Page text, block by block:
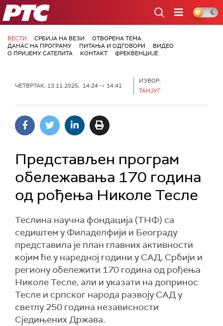
РТС
ВЕСТИ СРБИЈА НА ВЕЗИ
ОТВОРЕНА ТЕМА
ДАНАС НА ПРОГРАМУ
ПИТАЊА И ОДГОВОРИ
ВИДЕО
О ПРИЈЕМУ САТЕЛИТА
КОНТАКТ ФРЕКВЕНЦИЈЕ
ЧЕТВРТАК, 13.11.2025, 14:24 -> 14:41
ИЗВОР:
ТАНЈУГ
Представљен програм
обележавања 170 година
од рођења Николе Тесле
Теслина научна фондација (ТНФ) са
седиштем у Филаделфији и Београду
представила је план главних активности
којим ће у наредној години у САД, Србији и
региону обележити 170 година од рођења
Николе Тесле, али и указати на допринос
Тесле и српског народа развоју САД у
светлу 250 година независности
Сједињених Држава.